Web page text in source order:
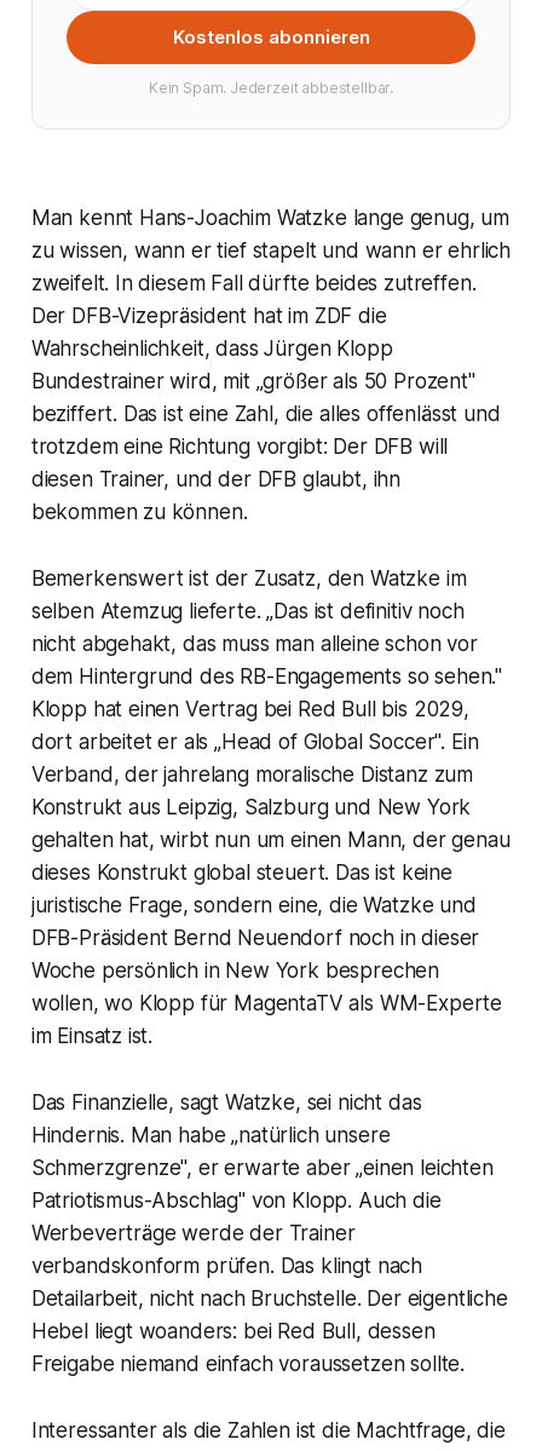
Kostenlos abonnieren
Kein Spam. Jederzeit abbestellbar.
Man kennt Hans-Joachim Watzke lange genug, um
zu wissen, wann er tief stapelt und wann er ehrlich
zweifelt. In diesem Fall dürfte beides zutreffen.
Der DFB-Vizepräsident hat im ZDF die
Wahrscheinlichkeit, dass Jürgen Klopp
Bundestrainer wird, mit „größer als 50 Prozent"
beziffert. Das ist eine Zahl, die alles offenlässt und
trotzdem eine Richtung vorgibt: Der DFB will
diesen Trainer, und der DFB glaubt, ihn
bekommen zu können.
Bemerkenswert ist der Zusatz, den Watzke im
selben Atemzug lieferte. „Das ist definitiv noch
nicht abgehakt, das muss man alleine schon vor
dem Hintergrund des RB-Engagements so sehen."
Klopp hat einen Vertrag bei Red Bull bis 2029,
dort arbeitet er als „Head of Global Soccer". Ein
Verband, der jahrelang moralische Distanz zum
Konstrukt aus Leipzig, Salzburg und New York
gehalten hat, wirbt nun um einen Mann, der genau
dieses Konstrukt global steuert. Das ist keine
juristische Frage, sondern eine, die Watzke und
DFB-Präsident Bernd Neuendorf noch in dieser
Woche persönlich in New York besprechen
wollen, wo Klopp für MagentaTV als WM-Experte
im Einsatz ist.
Das Finanzielle, sagt Watzke, sei nicht das
Hindernis. Man habe „natürlich unsere
Schmerzgrenze", er erwarte aber „einen leichten
Patriotismus-Abschlag" von Klopp. Auch die
Werbeverträge werde der Trainer
verbandskonform prüfen. Das klingt nach
Detailarbeit, nicht nach Bruchstelle. Der eigentliche
Hebel liegt woanders: bei Red Bull, dessen
Freigabe niemand einfach voraussetzen sollte.
Interessanter als die Zahlen ist die Machtfrage, die